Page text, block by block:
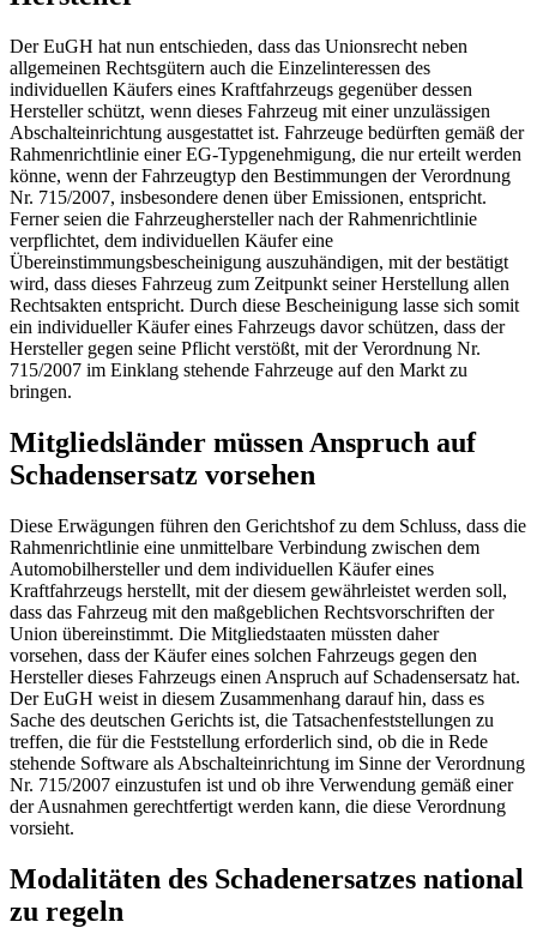
Der EuGH hat nun entschieden, dass das Unionsrecht neben
allgemeinen Rechtsgütern auch die Einzelinteressen des
individuellen Käufers eines Kraftfahrzeugs gegenüber dessen
Hersteller schützt, wenn dieses Fahrzeug mit einer unzulässigen
Abschalteinrichtung ausgestattet ist. Fahrzeuge bedürften gemäß der
Rahmenrichtlinie einer EG-Typgenehmigung, die nur erteilt werden
könne, wenn der Fahrzeugtyp den Bestimmungen der Verordnung
Nr. 715/2007, insbesondere denen über Emissionen, entspricht.
Ferner seien die Fahrzeughersteller nach der Rahmenrichtlinie
verpflichtet, dem individuellen Käufer eine
Übereinstimmungsbescheinigung auszuhändigen, mit der bestätigt
wird, dass dieses Fahrzeug zum Zeitpunkt seiner Herstellung allen
Rechtsakten entspricht. Durch diese Bescheinigung lasse sich somit
ein individueller Käufer eines Fahrzeugs davor schützen, dass der
Hersteller gegen seine Pflicht verstößt, mit der Verordnung Nr.
715/2007 im Einklang stehende Fahrzeuge auf den Markt zu
bringen.
Mitgliedsländer müssen Anspruch auf
Schadensersatz vorsehen
Diese Erwägungen führen den Gerichtshof zu dem Schluss, dass die
Rahmenrichtlinie eine unmittelbare Verbindung zwischen dem
Automobilhersteller und dem individuellen Käufer eines
Kraftfahrzeugs herstellt, mit der diesem gewährleistet werden soll,
dass das Fahrzeug mit den maßgeblichen Rechtsvorschriften der
Union übereinstimmt. Die Mitgliedstaaten müssten daher
vorsehen, dass der Käufer eines solchen Fahrzeugs gegen den
Hersteller dieses Fahrzeugs einen Anspruch auf Schadensersatz hat.
Der EuGH weist in diesem Zusammenhang darauf hin, dass es
Sache des deutschen Gerichts ist, die Tatsachenfeststellungen zu
treffen, die für die Feststellung erforderlich sind, ob die in Rede
stehende Software als Abschalteinrichtung im Sinne der Verordnung
Nr. 715/2007 einzustufen ist und ob ihre Verwendung gemäß einer
der Ausnahmen gerechtfertigt werden kann, die diese Verordnung
vorsieht.
Modalitäten des Schadenersatzes national
zu regeln